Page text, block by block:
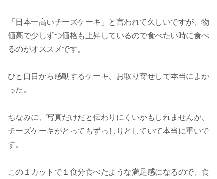
「日本一高いチーズケーキ」と言われて久しいですが、物
価高で少しずつ価格も上昇しているので食べたい時に食べ
るのがオススメです。
ひと口目から感動するケーキ、お取り寄せして本当によか
った。
ちなみに、写真だけだと伝わりにくいかもしれませんが、
チーズケーキがとってもずっしりとしていて本当に重いで
す。
この１カットで１食分食べたような満足感になるので、食